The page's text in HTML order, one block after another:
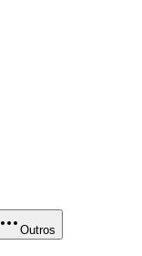
Outros